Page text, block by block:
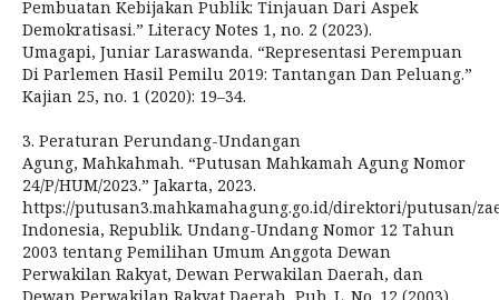
Pembuatan Kebijakan Publik: Tinjauan Dari Aspek
Demokratisasi.” Literacy Notes 1, no. 2 (2023).
Umagapi, Juniar Laraswanda. “Representasi Perempuan
Di Parlemen Hasil Pemilu 2019: Tantangan Dan Peluang.”
Kajian 25, no. 1 (2020): 19–34.
3. Peraturan Perundang-Undangan
Agung, Mahkahmah. “Putusan Mahkamah Agung Nomor
24/P/HUM/2023.” Jakarta, 2023.
https://putusan3.mahkamahagung.go.id/direktori/putusan/
Indonesia, Republik. Undang-Undang Nomor 12 Tahun
2003 tentang Pemilihan Umum Anggota Dewan
Perwakilan Rakyat, Dewan Perwakilan Daerah, dan